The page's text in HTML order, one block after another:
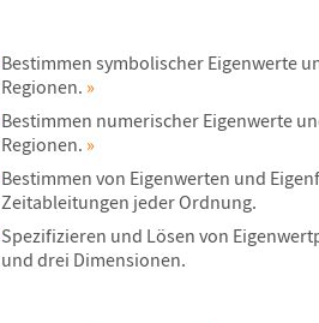
Bestimmen symbolischer Eigenwerte
Regionen. »
Bestimmen numerischer Eigenwerte
Regionen. »
Bestimmen von Eigenwerten und
Zeitableitungen jeder Ordnung.
Spezifizieren und Lösen von
und drei Dimensionen.